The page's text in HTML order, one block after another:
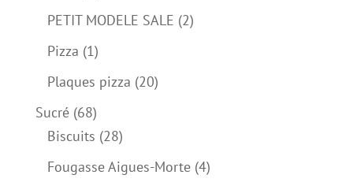
produits
PETIT MODELE SALE 22
Pizza 11
produit
Plaques pizza 2020
Sucré 6868
produits
Biscuits 2828
produits
Fougasse Aigues-Morte 44